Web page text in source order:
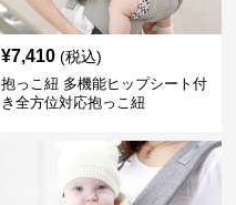
¥7,410 (税込)
抱っこ紐 多機能ヒップシート付
き全方位対応抱っこ紐